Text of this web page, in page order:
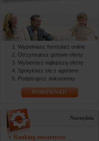
Wypełniasz formularz online
Otrzymujesz gotowe oferty
Wybierasz najlepszą ofertę
Spotykasz się z agentem
Podpisujesz dokumenty
PORÓWNAJ!
Narzędzia
Ranking towarzystw